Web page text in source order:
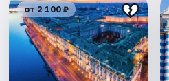
от 2 100 ₽